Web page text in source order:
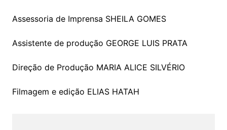
Assessoria de Imprensa SHEILA GOMES
Assistente de produção GEORGE LUIS PRATA
Direção de Produção MARIA ALICE SILVÉRIO
Filmagem e edição ELIAS HATAH